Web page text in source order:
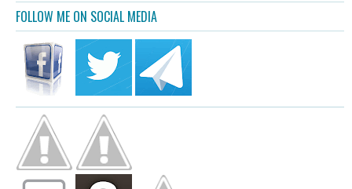
FOLLOW ME ON SOCIAL MEDIA